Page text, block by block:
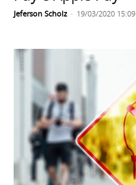
Jeferson Scholz - 19/03/2020 15:09